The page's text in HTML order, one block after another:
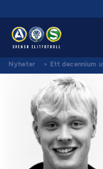
Nyheter > Ett decennium